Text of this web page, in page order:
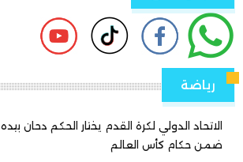
رياضة
الاتحاد الدولي لكرة القدم يختار الحكم دحان بيده
ضمن حكام كأس العالم